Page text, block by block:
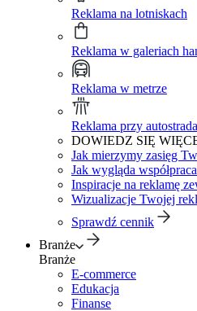
Reklama na lotniskach
Reklama w galeriach
Reklama w metrze
Reklama przy
DOWIEDZ SIĘ
Jak mierzymy zasięg
Jak wygląda
Inspiracje na reklamę
Wizualizacje Twojej
Sprawdź cennik
Branże
Branże
E-commerce
Edukacja
Finanse